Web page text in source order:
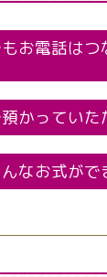
お電話はつ
かっていた
なお式がで